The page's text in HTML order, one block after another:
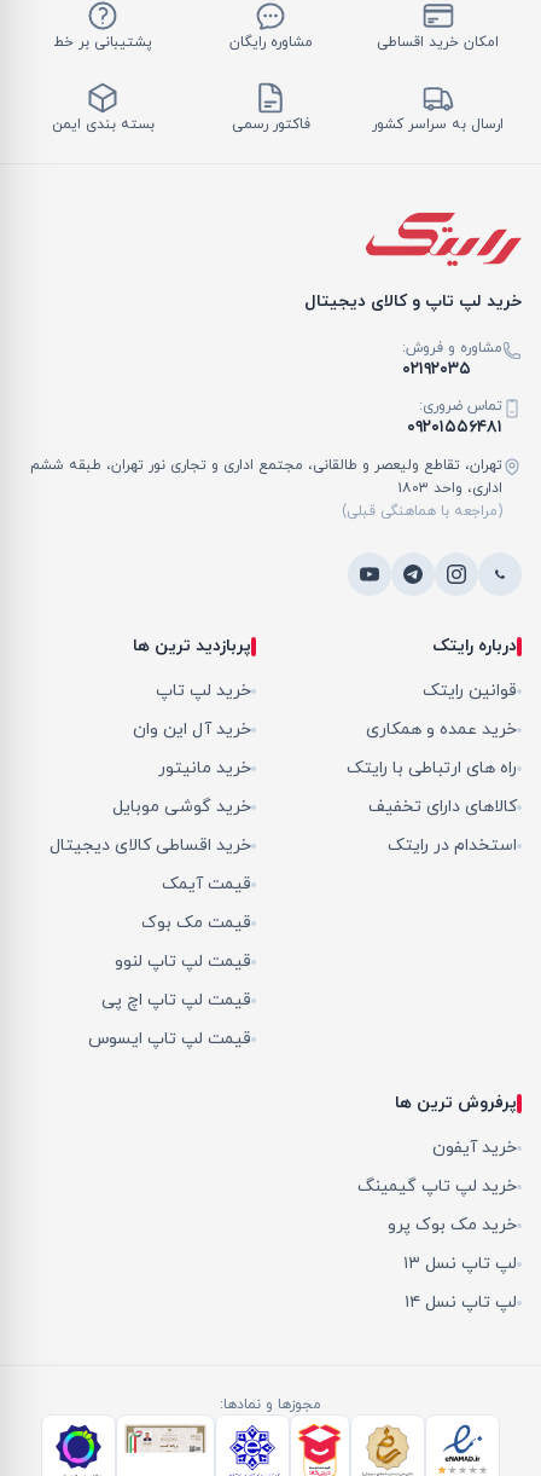
امکان خرید اقساطی مشاوره رایگان پشتیبانی بر خط
ارسال به سراسر کشور فاکتور رسمی بسته بندی ایمن
خرید لپ تاپ و کالای دیجیتال
مشاوره و فروش:
۰۲۱۹۲۰۳۵
تماس ضروری:
۰۹۲۰۱۵۵۶۴۸۱
تهران، تقاطع ولیعصر و طالقانی، مجتمع اداری و تجاری نور تهران، طبقه ششم
اداری، واحد ۱۸۰۳
(مراجعه با هماهنگی قبلی)
درباره رایتک
قوانین رایتک
خرید عمده و همکاری
راه های ارتباطی با رایتک
کالاهای دارای تخفیف
استخدام در رایتک
پربازدید ترین ها
خرید لپ تاپ
خرید آل این وان
خرید مانیتور
خرید گوشی موبایل
خرید اقساطی کالای دیجیتال
قیمت آیمک
قیمت مک بوک
قیمت لپ تاپ لنوو
قیمت لپ تاپ اچ پی
قیمت لپ تاپ ایسوس
پرفروش ترین ها
خرید آیفون
خرید لپ تاپ گیمینگ
خرید مک بوک پرو
لپ تاپ نسل ۱۳
لپ تاپ نسل ۱۴
مجوزها و نمادها: